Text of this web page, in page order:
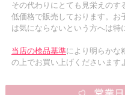
その代わりにとても見栄えのす
低価格で販売しております。お
は気にならないという方へは特
当店の検品基準により明らかな
の上でお買い上げくださいます